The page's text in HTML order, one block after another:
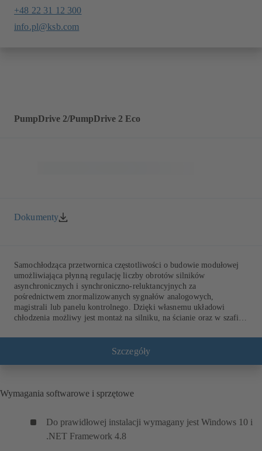
+48 22 31 12 300
info.pl@ksb.com
PumpDrive 2/PumpDrive 2 Eco
Dokumenty
Samochłodząca przetwornica częstotliwości o budowie modułowej
umożliwiająca płynną regulację liczby obrotów silników
asynchronicznych i synchroniczno-reluktancyjnych za
pośrednictwem znormalizowanych sygnałów analogowych,
magistrali lub panelu kontrolnego. Dzięki własnemu układowi
chłodzenia możliwy jest montaż na silniku, na ścianie oraz w szafie
kontrolera.
Szczegóły
Wymagania softwarowe i sprzętowe
Do prawidłowej instalacji wymagany jest Windows 10 i
.NET Framework 4.8